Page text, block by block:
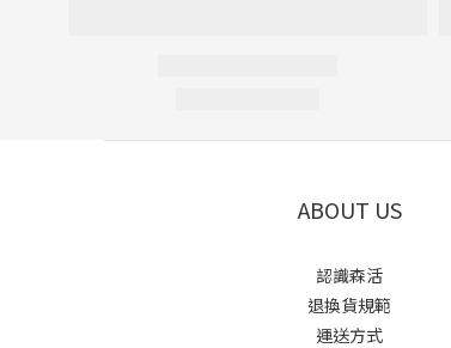
ABOUT US
認識森活
退換貨規範
運送方式